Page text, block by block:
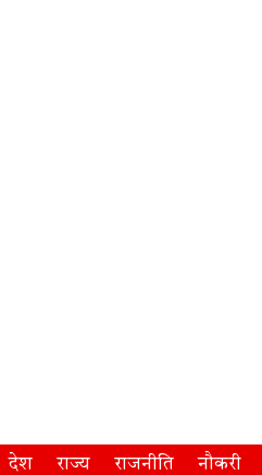
देश राज्य राजनीति नौकरी